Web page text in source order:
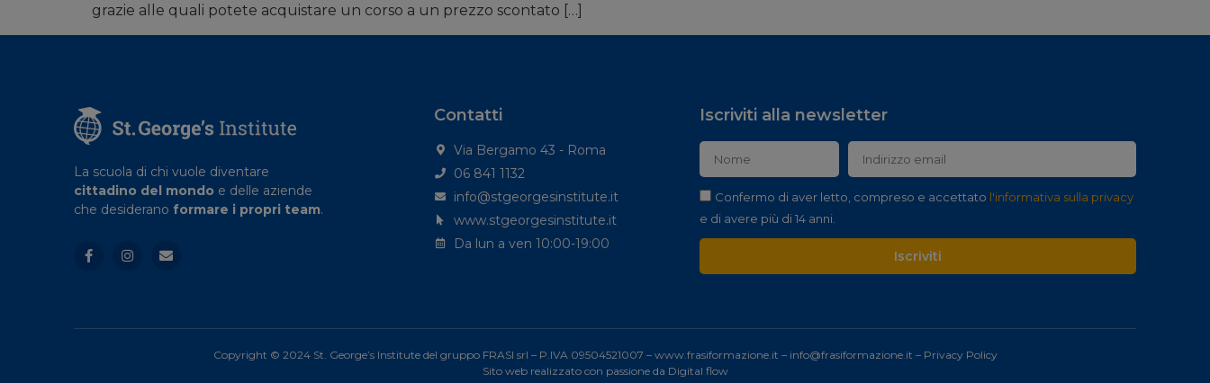
grazie alle quali potete acquistare un corso a un prezzo scontato […]
La scuola di chi vuole diventare
cittadino del mondo e delle aziende
che desiderano formare i propri team.
Contatti
Via Bergamo 43 - Roma
06 841 1132
info@stgeorgesinstitute.it
www.stgeorgesinstitute.it
Da lun a ven 10:00-19:00
Iscriviti alla newsletter
Confermo di aver letto, compreso e accettato l'informativa sulla privacy
e di avere più di 14 anni.
Iscriviti
Copyright © 2024 St. George’s Institute del gruppo FRASI srl – P.IVA 09504521007 – www.frasiformazione.it – info@frasiformazione.it – Privacy Policy
Sito web realizzato con passione da Digital flow